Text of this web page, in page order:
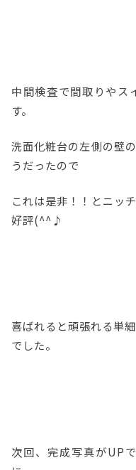
中間検査で間取りやス
す。
洗面化粧台の左側の壁
うだったので
これは是非！！とニッ
好評(^^♪
喜ばれると頑張れる単
でした。
次回、完成写真がUP